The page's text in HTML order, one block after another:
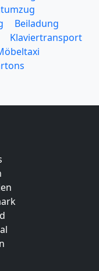
Beiladung
Klaviertransport